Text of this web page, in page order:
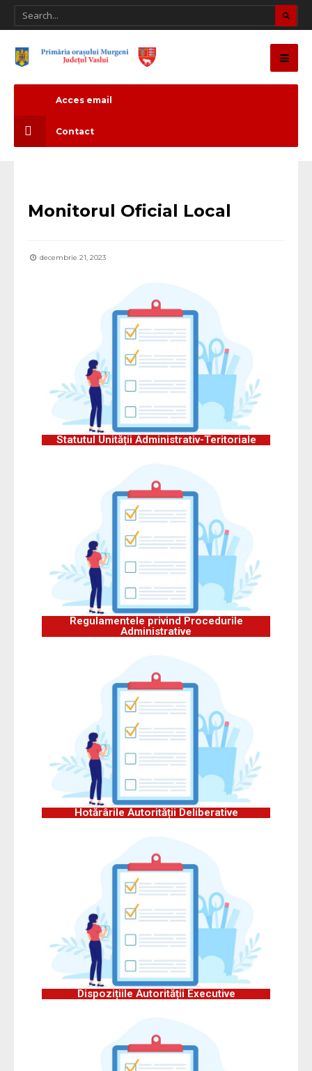
Acces email
Contact
Monitorul Oficial Local
decembrie 21, 2023
Statutul Unității Administrativ-Teritoriale
Regulamentele privind Procedurile
Administrative
Hotărârile Autorității Deliberative
Dispozițiile Autorității Executive